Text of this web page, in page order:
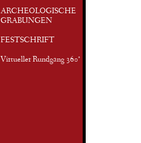
ARCHEOLOGISCHE
GRABUNGEN
FESTSCHRIFT
Virtueller Rundgang 360°